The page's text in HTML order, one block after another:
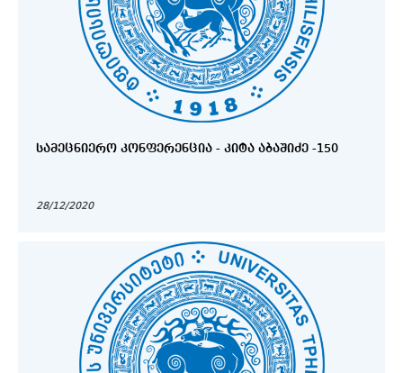
ᲡᲐᲛᲔᲪᲜᲘᲔᲠᲝ ᲙᲝᲜᲤᲔᲠᲔᲜᲪᲘᲐ - ᲙᲘᲢᲐ ᲐᲑᲐᲨᲘᲫᲔ -150
28/12/2020